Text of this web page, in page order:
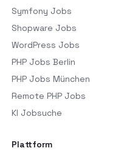
Symfony Jobs
Shopware Jobs
WordPress Jobs
PHP Jobs Berlin
PHP Jobs München
Remote PHP Jobs
KI Jobsuche
Plattform